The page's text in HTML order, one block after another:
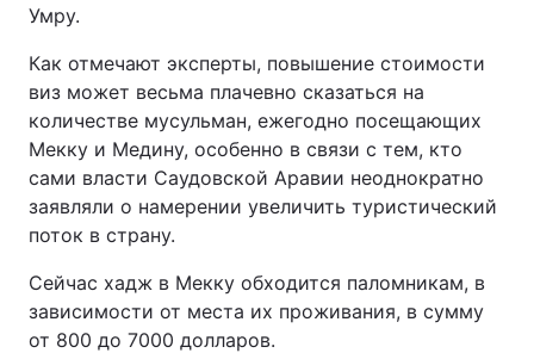
Умру.
Как отмечают эксперты, повышение стоимости
виз может весьма плачевно сказаться на
количестве мусульман, ежегодно посещающих
Мекку и Медину, особенно в связи с тем, кто
сами власти Саудовской Аравии неоднократно
заявляли о намерении увеличить туристический
поток в страну.
Сейчас хадж в Мекку обходится паломникам, в
зависимости от места их проживания, в сумму
от 800 до 7000 долларов.